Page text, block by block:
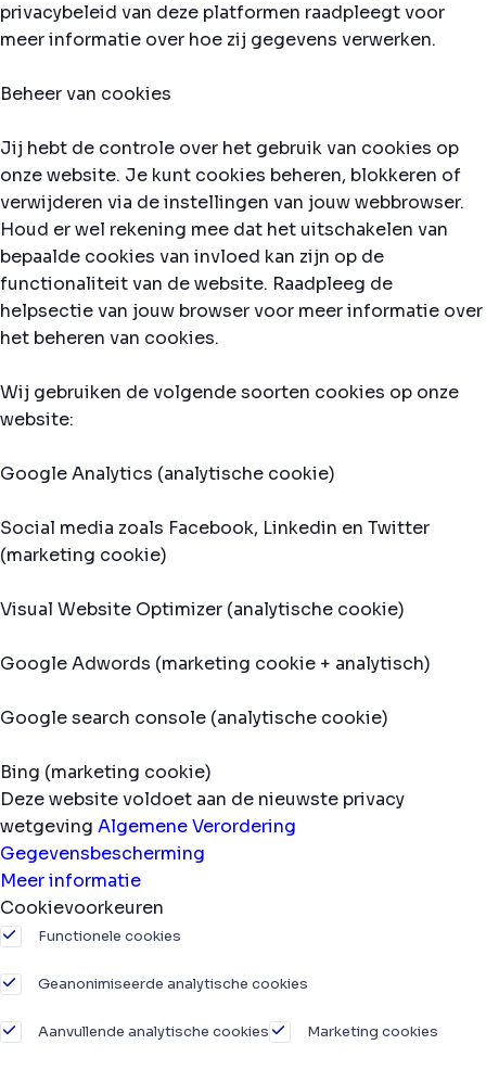
privacybeleid van deze platformen raadpleegt voor
meer informatie over hoe zij gegevens verwerken.
Beheer van cookies
Jij hebt de controle over het gebruik van cookies op
onze website. Je kunt cookies beheren, blokkeren of
verwijderen via de instellingen van jouw webbrowser.
Houd er wel rekening mee dat het uitschakelen van
bepaalde cookies van invloed kan zijn op de
functionaliteit van de website. Raadpleeg de
helpsectie van jouw browser voor meer informatie over
het beheren van cookies.
Wij gebruiken de volgende soorten cookies op onze
website:
Google Analytics (analytische cookie)
Social media zoals Facebook, Linkedin en Twitter
(marketing cookie)
Visual Website Optimizer (analytische cookie)
Google Adwords (marketing cookie + analytisch)
Google search console (analytische cookie)
Bing (marketing cookie)
Deze website voldoet aan de nieuwste privacy
wetgeving Algemene Verordering
Gegevensbescherming
Meer informatie
Cookievoorkeuren
Functionele cookies
Geanonimiseerde analytische cookies
Aanvullende analytische cookies Marketing cookies